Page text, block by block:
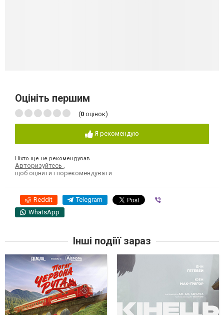
Оцініть першим
(0 оцінок)
Я рекомендую
Ніхто ще не рекомендував
Авторизуйтесь
щоб оцінити і порекомендувати
Reddit Telegram
WhatsApp
Інші подіїї зараз